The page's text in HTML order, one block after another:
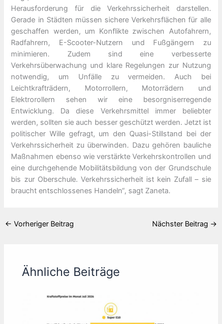
Herausforderung für die Verkehrssicherheit darstellen.
Gerade in Städten müssen sichere Verkehrsflächen für alle
geschaffen werden, um Konflikte zwischen Autofahrern,
Radfahrern, E-Scooter-Nutzern und Fußgängern zu
minimieren. Zudem sind eine verbesserte
Verkehrsüberwachung und klare Regelungen zur Nutzung
notwendig, um Unfälle zu vermeiden. Auch bei
Leichtkrafträdern, Motorrollern, Motorrädern und
Elektrorollern sehen wir eine besorgniserregende
Entwicklung. Da diese Verkehrsmittel immer beliebter
werden, sollten sie auch besser geschützt werden. Jetzt ist
politischer Wille gefragt, um den Quasi-Stillstand bei der
Verkehrssicherheit zu überwinden. Dazu gehören bauliche
Maßnahmen ebenso wie verstärkte Verkehrskontrollen und
eine durchgehende Mobilitätsbildung von der Grundschule
bis zur Oberschule. Verkehrssicherheit ist kein Zufall – sie
braucht entschlossenes Handeln“, sagt Zaneta.
← Vorheriger Beitrag Nächster Beitrag →
Ähnliche Beiträge